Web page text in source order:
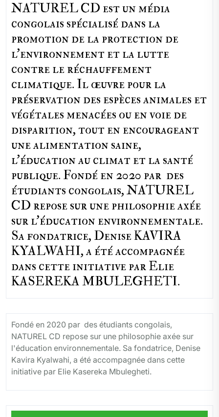
NATUREL CD est un média
congolais spécialisé dans la
promotion de la protection de
l’environnement et la lutte
contre le réchauffement
climatique. Il œuvre pour la
préservation des espèces animales et
végétales menacées ou en voie de
disparition, tout en encourageant
une alimentation saine,
l'éducation au climat et la santé
publique. Fondé en 2020 par des
étudiants congolais, NATUREL
CD repose sur une philosophie axée
sur l'éducation environnementale.
Sa fondatrice, Denise KAVIRA
KYALWAHI, a été accompagnée
dans cette initiative par Elie
KASEREKA MBULEGHETI.
Fondé en 2020 par des étudiants congolais,
NATUREL CD repose sur une philosophie axée sur
l'éducation environnementale. Sa fondatrice, Denise
Kavira Kyalwahi, a été accompagnée dans cette
initiative par Elie Kasereka Mbulegheti.